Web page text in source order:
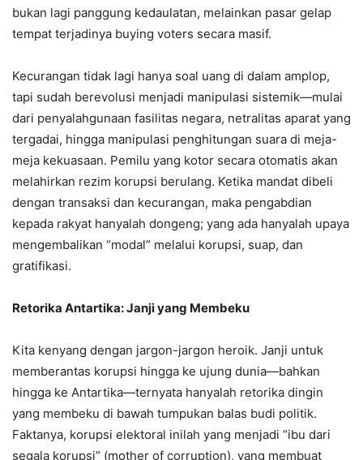
bukan lagi panggung kedaulatan, melainkan pasar gelap
tempat terjadinya buying voters secara masif.
Kecurangan tidak lagi hanya soal uang di dalam amplop,
tapi sudah berevolusi menjadi manipulasi sistemik—mulai
dari penyalahgunaan fasilitas negara, netralitas aparat yang
tergadai, hingga manipulasi penghitungan suara di meja-
meja kekuasaan. Pemilu yang kotor secara otomatis akan
melahirkan rezim korupsi berulang. Ketika mandat dibeli
dengan transaksi dan kecurangan, maka pengabdian
kepada rakyat hanyalah dongeng; yang ada hanyalah upaya
mengembalikan “modal” melalui korupsi, suap, dan
gratifikasi.
Retorika Antartika: Janji yang Membeku
Kita kenyang dengan jargon-jargon heroik. Janji untuk
memberantas korupsi hingga ke ujung dunia—bahkan
hingga ke Antartika—ternyata hanyalah retorika dingin
yang membeku di bawah tumpukan balas budi politik.
Faktanya, korupsi elektoral inilah yang menjadi “ibu dari
segala korupsi” (mother of corruption), yang membuat